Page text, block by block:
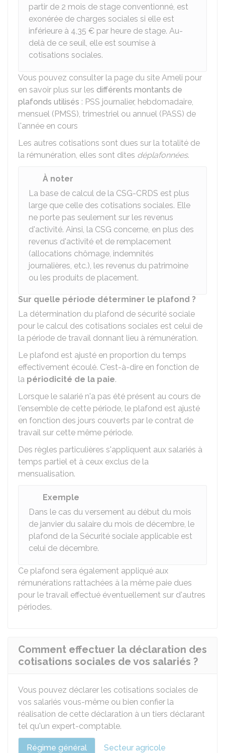
partir de 2 mois de stage conventionné, est
exonérée de charges sociales si elle est
inférieure à 4,35 € par heure de stage. Au-
delà de ce seuil, elle est soumise à
cotisations sociales.
Vous pouvez consulter la page du site Ameli pour
en savoir plus sur les différents montants de
plafonds utilisés : PSS journalier, hebdomadaire,
mensuel (PMSS), trimestriel ou annuel (PASS) de
l'année en cours
Les autres cotisations sont dues sur la totalité de
la rémunération, elles sont dites déplafonnées.
À noter
La base de calcul de la CSG-CRDS est plus
large que celle des cotisations sociales. Elle
ne porte pas seulement sur les revenus
d'activité. Ainsi, la CSG concerne, en plus des
revenus d'activité et de remplacement
(allocations chômage, indemnités
journalières, etc.), les revenus du patrimoine
ou les produits de placement.
Sur quelle période déterminer le plafond ?
La détermination du plafond de sécurité sociale
pour le calcul des cotisations sociales est celui de
la période de travail donnant lieu à rémunération.
Le plafond est ajusté en proportion du temps
effectivement écoulé. C'est-à-dire en fonction de
la périodicité de la paie.
Lorsque le salarié n'a pas été présent au cours de
l'ensemble de cette période, le plafond est ajusté
en fonction des jours couverts par le contrat de
travail sur cette même période.
Des règles particulières s'appliquent aux salariés à
temps partiel et à ceux exclus de la
mensualisation.
Exemple
Dans le cas du versement au début du mois
de janvier du salaire du mois de décembre, le
plafond de la Sécurité sociale applicable est
celui de décembre.
Ce plafond sera également appliqué aux
rémunérations rattachées à la même paie dues
pour le travail effectué éventuellement sur d'autres
périodes.
Comment effectuer la déclaration des
cotisations sociales de vos salariés ?
Vous pouvez déclarer les cotisations sociales de
vos salariés vous-même ou bien confier la
réalisation de cette déclaration à un tiers déclarant
tel qu'un expert-comptable.
Régime général Secteur agricole